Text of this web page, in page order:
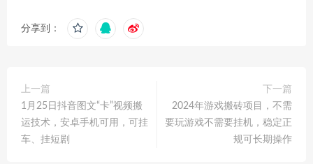
分享到：
上一篇
1月25日抖音图文“卡”视频搬
运技术，安卓手机可用，可挂
车、挂短剧
下一篇
2024年游戏搬砖项目，不需
要玩游戏不需要挂机，稳定正
规可长期操作